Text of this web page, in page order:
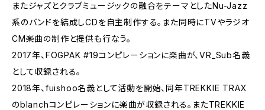
またジャズとクラブミュージックの融合をテーマとしたNu-Jazz
系のバンドを結成しCDを自主制作する。また同時にTVやラジオ
CM楽曲の制作と提供も行なう。
2017年、FOGPAK #19コンピレーションに楽曲が、VR_Sub名義
として収録される。
2018年、fuishoo名義として活動を開始、同年TREKKIE TRAX
のblanchコンピレーションに楽曲が収録される。またTREKKIE